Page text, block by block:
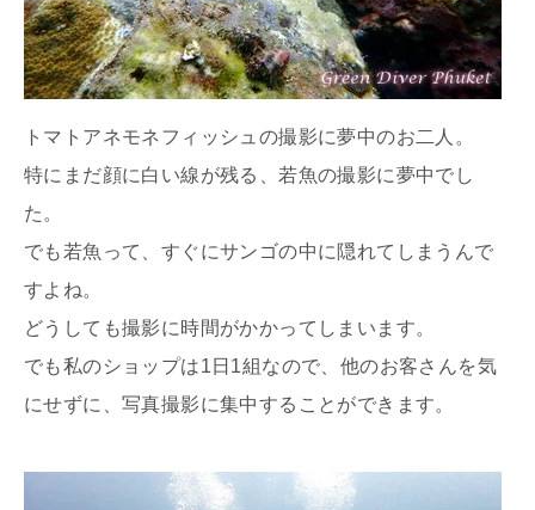
トマトアネモネフィッシュの撮影に夢中のお二人。
特にまだ顔に白い線が残る、若魚の撮影に夢中でし
た。
でも若魚って、すぐにサンゴの中に隠れてしまうんで
すよね。
どうしても撮影に時間がかかってしまいます。
でも私のショップは1日1組なので、他のお客さんを気
にせずに、写真撮影に集中することができます。